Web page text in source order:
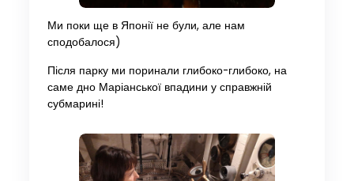
Ми поки ще в Японії не були, але нам
сподобалося)
Після парку ми поринали глибоко-глибоко, на
саме дно Маріанської впадини у справжній
субмарині!